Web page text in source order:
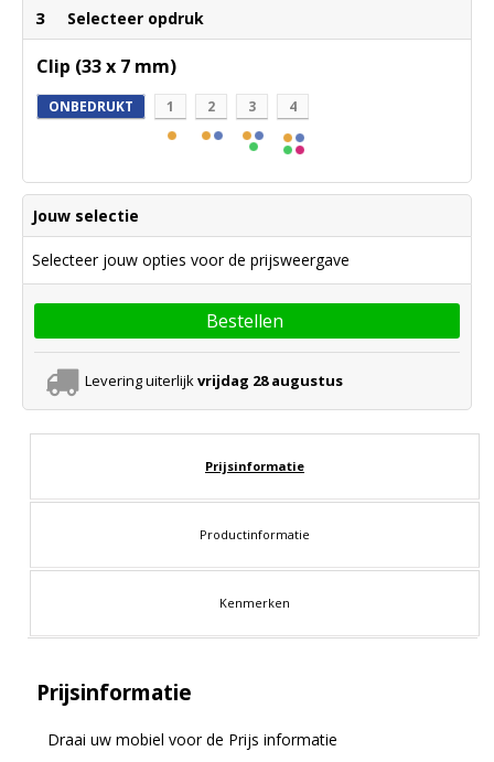
3 Selecteer opdruk
Clip (33 x 7 mm)
ONBEDRUKT 1 2 3 4
Jouw selectie
Selecteer jouw opties voor de prijsweergave
Bestellen
Levering uiterlijkvrijdag 28 augustus
Prijsinformatie
Productinformatie
Kenmerken
Prijsinformatie
Draai uw mobiel voor de Prijs informatie